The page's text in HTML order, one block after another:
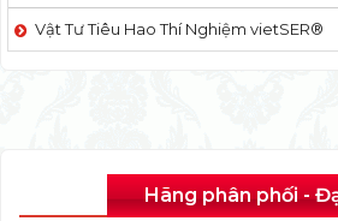
Vật Tư Tiêu Hao Thí Nghiệm vietSER®
Hãng phân phối -